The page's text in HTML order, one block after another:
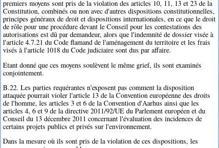
premiers moyens sont pris de la violation des articles 10, 11, 13 et 23 de la
Constitution, combinés ou non avec d'autres dispositions constitutionnelles,
principes généraux de droit et dispositions internationales, en ce que le droit
de rôle pour une procédure devant le Conseil pour les contestations des
autorisations est dû par demandeur, alors que l'indemnité de dossier visée à
l'article 4.7.21 du Code flamand de l'aménagement du territoire et les frais
visés à l'article 1018 du Code judiciaire sont dus par affaire.
Etant donné que ces moyens soulèvent le même grief, ils sont examinés
conjointement.
B.22. Les parties requérantes n'exposent pas comment la disposition
attaquée pourrait violer l'article 13 de la Convention européenne des droits
de l'homme, les articles 3 et 6 de la Convention d'Aarhus ainsi que les
articles 4, 6 et 9 de la directive 2011/92/UE du Parlement européen et du
Conseil du 13 décembre 2011 concernant l'évaluation des incidences de
certains projets publics et privés sur l'environnement.
Dans la mesure où ils sont pris de la violation de ces dispositions, les